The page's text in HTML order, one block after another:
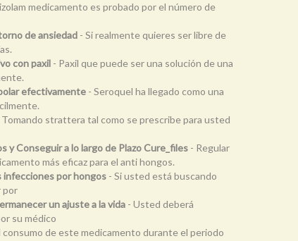
medicamento es probado por el número de
de ansiedad - Si realmente quieres ser libre de
con paxil - Paxil que puede ser una solución de una
efectivamente - Seroquel ha llegado como una
Tomando strattera tal como se prescribe para usted
Conseguir a lo largo de Plazo Cure_files - Regular
más eficaz para el anti hongos.
infecciones por hongos - Si usted está buscando
por
un ajuste a la vida - Usted deberá
su médico
consumo de este medicamento durante el periodo